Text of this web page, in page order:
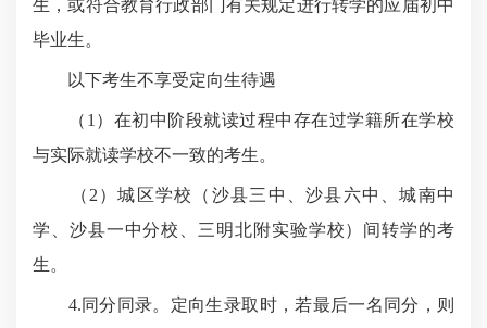
生，或符合教育行政部门有关规定进行转学的应届初中
毕业生。
以下考生不享受定向生待遇
（1）在初中阶段就读过程中存在过学籍所在学校
与实际就读学校不一致的考生。
（2）城区学校（沙县三中、沙县六中、城南中
学、沙县一中分校、三明北附实验学校）间转学的考
生。
4.同分同录。定向生录取时，若最后一名同分，则